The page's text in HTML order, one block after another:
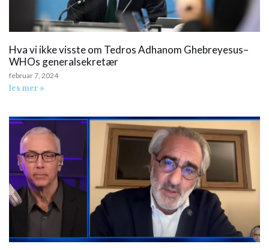
Hva vi ikke visste om Tedros Adhanom Ghebreyesus–
WHOs generalsekretær
februar 7, 2024
les mer »